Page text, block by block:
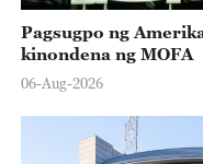
Pagsugpo ng
kinondena ng MOFA
06-Aug-2026